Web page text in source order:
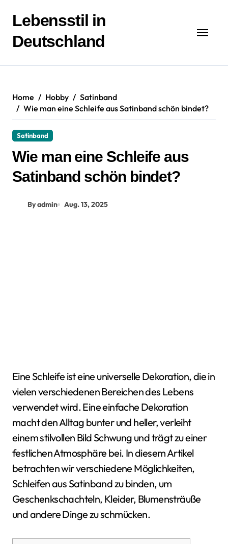
Inhalt
springen
Lebensstil in
Deutschland
Home Hobby
Satinband
Wie man eine Schleife aus Satinband schön bindet?
Satinband
Wie man eine Schleife aus
Satinband schön bindet?
By admin Aug. 13, 2025
Eine Schleife ist eine universelle Dekoration, die in
vielen verschiedenen Bereichen des Lebens
verwendet wird. Eine einfache Dekoration
macht den Alltag bunter und heller, verleiht
einem stilvollen Bild Schwung und trägt zu einer
festlichen Atmosphäre bei. In diesem Artikel
betrachten wir verschiedene Möglichkeiten,
Schleifen aus Satinband zu binden, um
Geschenkschachteln, Kleider, Blumensträuße
und andere Dinge zu schmücken.